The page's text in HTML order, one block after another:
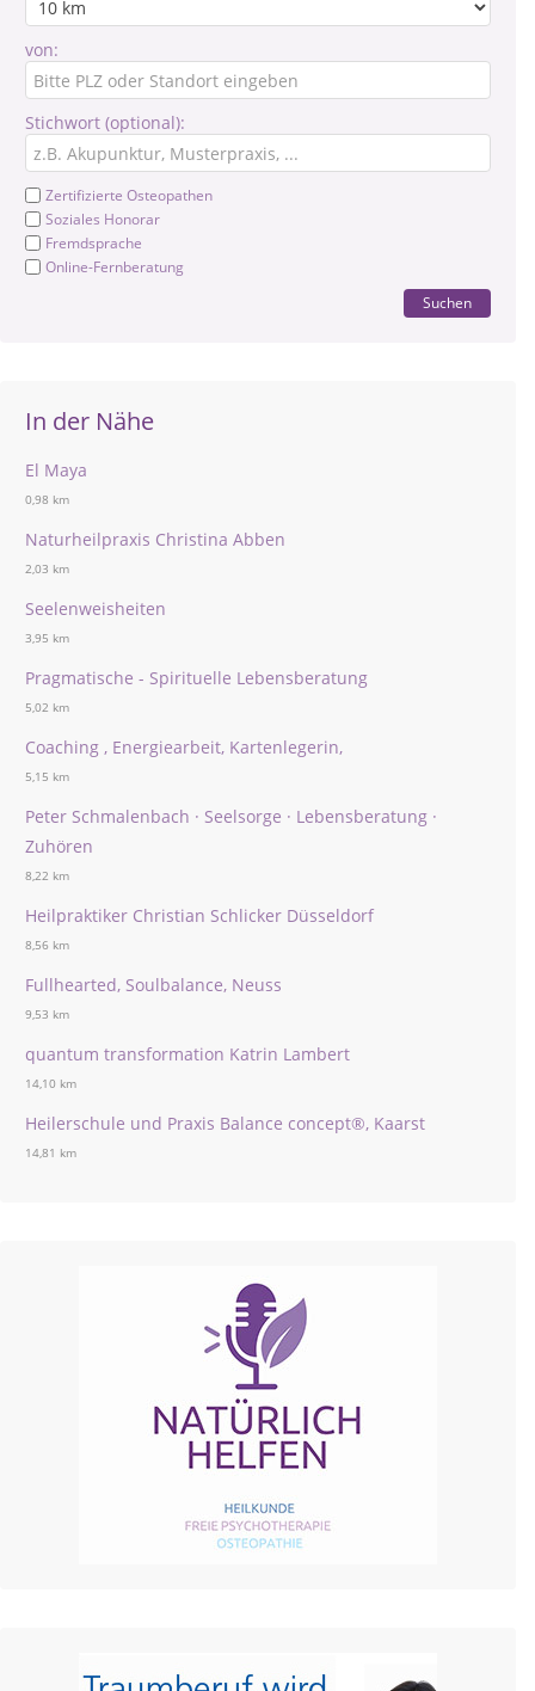
von:
Stichwort (optional):
Zertifizierte Osteopathen
Soziales Honorar
Fremdsprache
Online-Fernberatung
Suchen
In der Nähe
El Maya
0,98 km
Naturheilpraxis Christina Abben
2,03 km
Seelenweisheiten
3,95 km
Pragmatische - Spirituelle Lebensberatung
5,02 km
Coaching , Energiearbeit, Kartenlegerin,
5,15 km
Peter Schmalenbach · Seelsorge · Lebensberatung ·
Zuhören
8,22 km
Heilpraktiker Christian Schlicker Düsseldorf
8,56 km
Fullhearted, Soulbalance, Neuss
9,53 km
quantum transformation Katrin Lambert
14,10 km
Heilerschule und Praxis Balance concept®, Kaarst
14,81 km